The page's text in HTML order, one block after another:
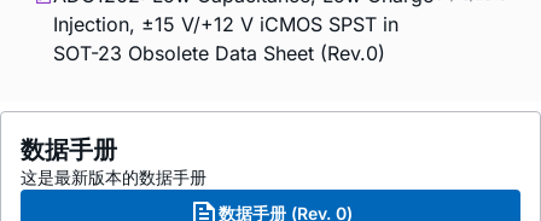
Injection, ±15 V/+12 V iCMOS SPST in
SOT-23 Obsolete Data Sheet (Rev.0)
数据手册
这是最新版本的数据手册
数据手册 (Rev. 0)